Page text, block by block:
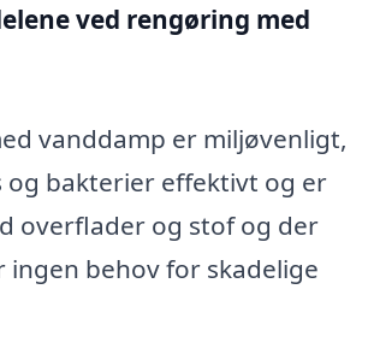
ved rengøring med
vanddamp er miljøvenligt,
og bakterier effektivt og er
overflader og stof og der
ingen behov for skadelige